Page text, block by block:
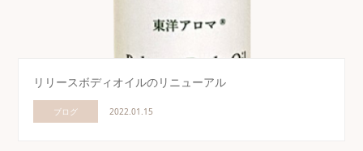
リリースボディオイルのリニューアル
ブログ 2022.01.15